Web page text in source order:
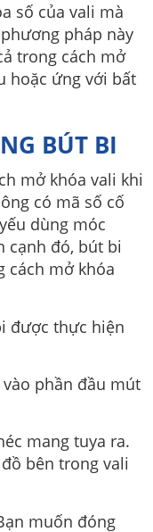
số của vali mà
pháp này
trong cách mở
hoặc ứng với bất
BÚT BI
mở khóa vali khi
có mã số cố
dùng móc
cạnh đó, bút bi
cách mở khóa
được thực hiện
phần đầu mút
mang tuya ra.
bên trong vali
muốn đóng